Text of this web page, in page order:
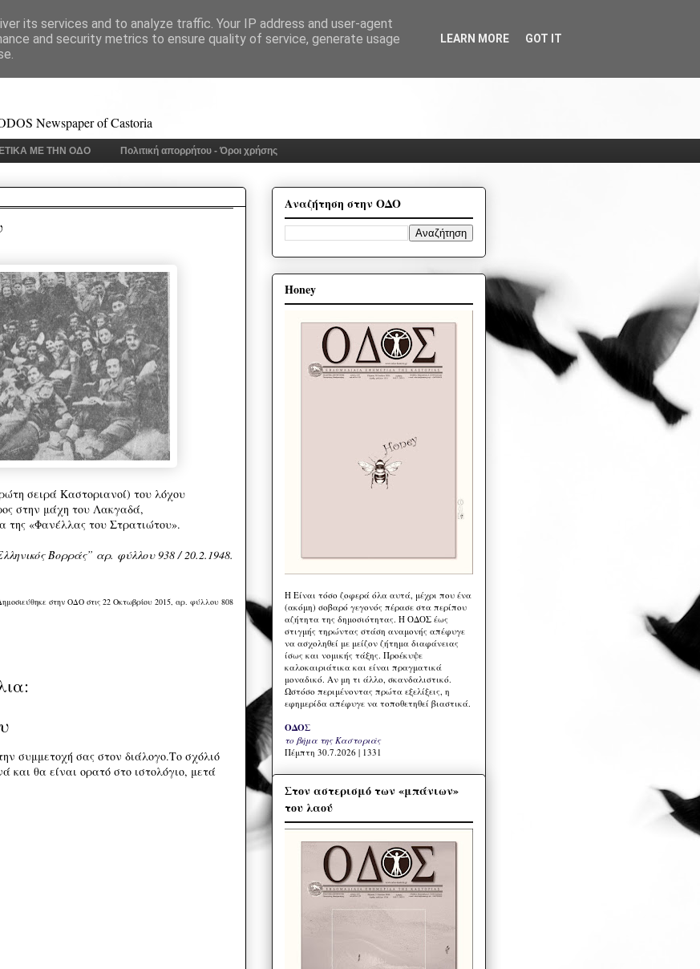
Newspaper of Castoria
ΜΕ ΤΗΝ ΟΔΟ Πολιτική απορρήτου - Όροι χρήσης
σειρά Καστοριανοί) του λόχου
στην μάχη του Λακγαδά,
«Φανέλλας του Στρατιώτου».
Βορράς” αρ. φύλλου 938 / 20.2.1948.
στην ΟΔΟ στις 22 Οκτωβρίου 2015, αρ. φύλλου 808
συμμετοχή σας στον διάλογο.Το σχόλιό
και θα είναι ορατό στο ιστολόγιο, μετά
Αναζήτηση στην ΟΔΟ
Honey
Η Eίναι τόσο ζοφερά όλα αυτά, μέχρι που ένα
(ακόμη) σοβαρό γεγονός πέρασε στα περίπου
αζήτητα της δημοσιότητας. Η ΟΔΟΣ έως
στιγμής τηρώντας στάση αναμονής απέφυγε
να ασχοληθεί με μείζον ζήτημα διαφάνειας
ίσως και νομικής τάξης. Προέκυψε
καλοκαιριάτικα και είναι πραγματικά
μοναδικό. Αν μη τι άλλο, σκανδαλιστικό.
Ωστόσο περιμένοντας πρώτα εξελίξεις, η
εφημερίδα απέφυγε να τοποθετηθεί βιαστικά.
ΟΔΟΣ
το βήμα της Καστοριάς
Πέμπτη 30.7.2026 | 1331
Στον αστερισμό των «μπάνιων»
του λαού
its services and to analyze traffic. Your IP address and user-agent
and security metrics to ensure quality of service, generate usage
LEARN MORE GOT IT